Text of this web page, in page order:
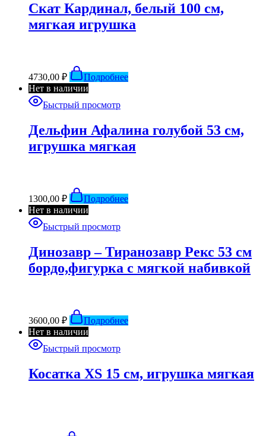
Скат Кардинал, белый 100 см,
мягкая игрушка
4730,00 ₽
Подробнее
Нет в наличии
Быстрый просмотр
Дельфин Афалина голубой 53 см,
игрушка мягкая
1300,00 ₽
Подробнее
Нет в наличии
Быстрый просмотр
Динозавр – Тиранозавр Рекс 53 см
бордо,фигурка с мягкой набивкой
3600,00 ₽
Подробнее
Нет в наличии
Быстрый просмотр
Косатка XS 15 см, игрушка мягкая